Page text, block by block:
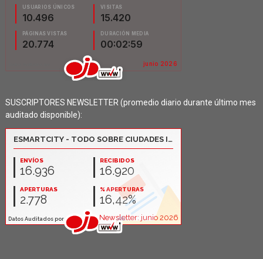
SUSCRIPTORES NEWSLETTER (promedio diario durante último mes
auditado disponible):